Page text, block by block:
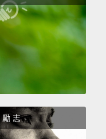
9221-7066.
律服務網，或撥打
勵 志